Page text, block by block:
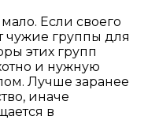
Если своего
чужие группы для
этих групп
и нужную
Лучше заранее
иначе
в